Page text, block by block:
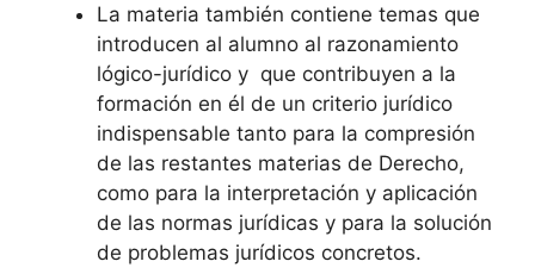
La materia también contiene temas que
introducen al alumno al razonamiento
lógico-jurídico y que contribuyen a la
formación en él de un criterio jurídico
indispensable tanto para la compresión
de las restantes materias de Derecho,
como para la interpretación y aplicación
de las normas jurídicas y para la solución
de problemas jurídicos concretos.